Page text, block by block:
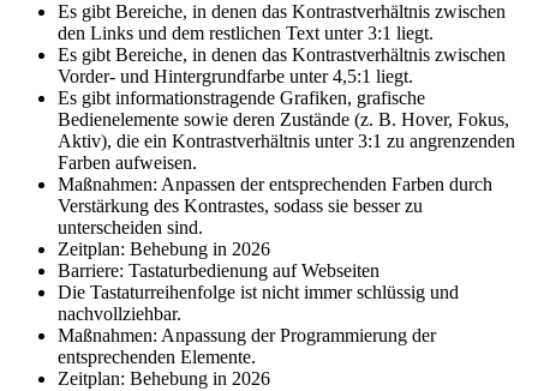
Es gibt Bereiche, in denen das Kontrastverhältnis zwischen
den Links und dem restlichen Text unter 3:1 liegt.
Es gibt Bereiche, in denen das Kontrastverhältnis zwischen
Vorder- und Hintergrundfarbe unter 4,5:1 liegt.
Es gibt informationstragende Grafiken, grafische
Bedienelemente sowie deren Zustände (z. B. Hover, Fokus,
Aktiv), die ein Kontrastverhältnis unter 3:1 zu angrenzenden
Farben aufweisen.
Maßnahmen: Anpassen der entsprechenden Farben durch
Verstärkung des Kontrastes, sodass sie besser zu
unterscheiden sind.
Zeitplan: Behebung in 2026
Barriere: Tastaturbedienung auf Webseiten
Die Tastaturreihenfolge ist nicht immer schlüssig und
nachvollziehbar.
Maßnahmen: Anpassung der Programmierung der
entsprechenden Elemente.
Zeitplan: Behebung in 2026